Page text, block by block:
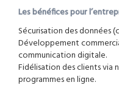
Les bénéfices pour
Sécurisation des données
Développement
communication digitale.
Fidélisation des clients via
programmes en ligne.